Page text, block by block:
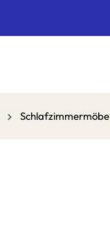
Schlafzimmermöbel